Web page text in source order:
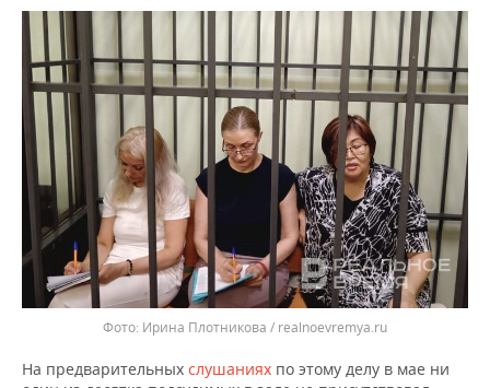
Ирина Плотникова / realnoevremya.ru
На предварительных слушаниях по этому делу в мае ни